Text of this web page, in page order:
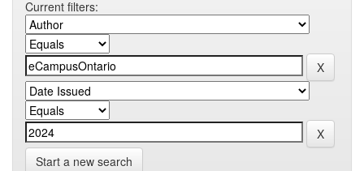
Current filters:
Start a new search